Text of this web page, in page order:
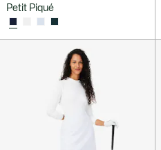
Petit Piqué